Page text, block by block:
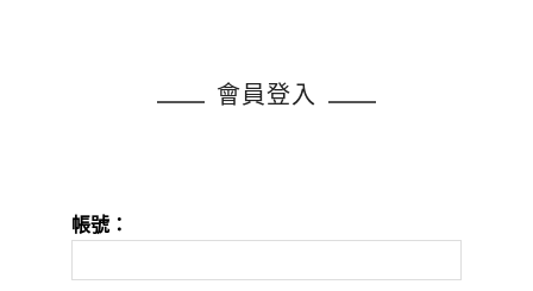
會員登入
帳號：